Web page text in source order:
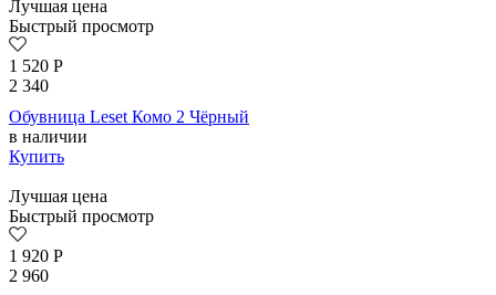
Лучшая цена
Быстрый просмотр
1 520 Р
2 340
Обувница Leset Комо 2 Чёрный
в наличии
Купить
Лучшая цена
Быстрый просмотр
1 920 Р
2 960